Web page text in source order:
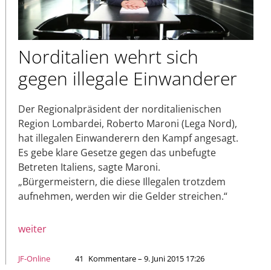
Norditalien wehrt sich
gegen illegale Einwanderer
Der Regionalpräsident der norditalienischen
Region Lombardei, Roberto Maroni (Lega Nord),
hat illegalen Einwanderern den Kampf angesagt.
Es gebe klare Gesetze gegen das unbefugte
Betreten Italiens, sagte Maroni.
„Bürgermeistern, die diese Illegalen trotzdem
aufnehmen, werden wir die Gelder streichen.“
weiter
JF-Online 41 Kommentare – 9. Juni 2015 17:26